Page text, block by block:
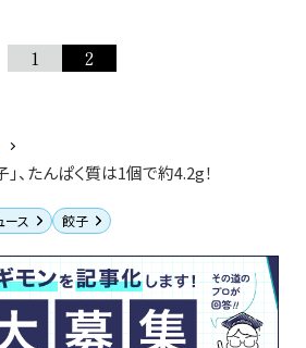
1 2
、たんぱく質は1個で約4.2g！
ース 餃子